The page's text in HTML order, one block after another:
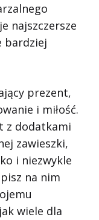
najszczersze
bardziej
prezent,
i miłość.
z dodatkami
zawieszki,
i niezwykle
na nim
wiele dla